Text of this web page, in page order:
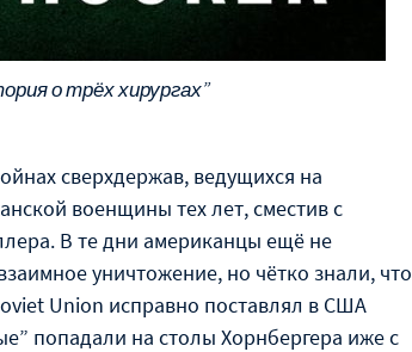
о трёх хирургах”
сверхдержав, ведущихся на
военщины тех лет, сместив с
В те дни американцы ещё не
уничтожение, но чётко знали, что
Union исправно поставлял в США
попадали на столы Хорнбергера иже с